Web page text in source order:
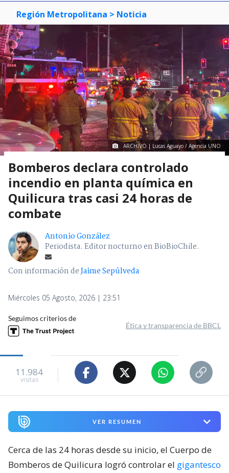
Región Metropolitana > Noticia
ARCHIVO | Lucas Aguayo / Agencia UNO
Bomberos declara controlado
incendio en planta química en
Quilicura tras casi 24 horas de
combate
Antonio González
Periodista. Editor nocturno en BioBioChile.
Con información deJaime Sepúlveda
Miércoles 05 Agosto, 2026 | 23:51
Seguimos criterios de
Ética y transparencia de BBCL
11.984
visitas
VER RESUMEN
Cerca de las 24 horas desde su inicio, el Cuerpo de
Bomberos de Quilicura logró controlar el gigantesco